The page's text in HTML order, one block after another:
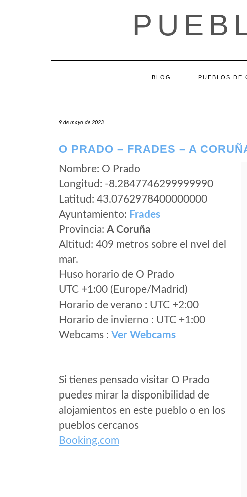
BLOG PUEBLOS DE
9 de mayo de 2023
O PRADO – FRADES – A
Nombre: O Prado
Longitud: -8.2847746299999990
Latitud: 43.0762978400000000
Ayuntamiento: Frades
Provincia: A Coruña
Altitud: 409 metros sobre el nvel del
mar.
Huso horario de O Prado
UTC +1:00 (Europe/Madrid)
Horario de verano : UTC +2:00
Horario de invierno : UTC +1:00
Webcams : Ver Webcams
Si tienes pensado visitar O Prado
puedes mirar la disponibilidad de
alojamientos en este pueblo o en los
pueblos cercanos
Booking.com